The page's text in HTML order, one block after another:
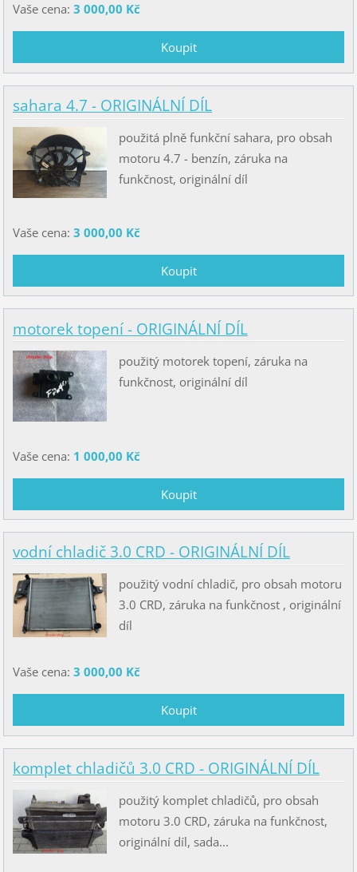
Vaše cena: 3 000,00 Kč
sahara 4.7 - ORIGINÁLNÍ DÍL
použitá plně funkční sahara, pro obsah
motoru 4.7 - benzín, záruka na
funkčnost, originální díl
Vaše cena: 3 000,00 Kč
motorek topení - ORIGINÁLNÍ DÍL
použitý motorek topení, záruka na
funkčnost, originální díl
Vaše cena: 1 000,00 Kč
vodní chladič 3.0 CRD - ORIGINÁLNÍ DÍL
použitý vodní chladič, pro obsah motoru
3.0 CRD, záruka na funkčnost , originální
díl
Vaše cena: 3 000,00 Kč
komplet chladičů 3.0 CRD - ORIGINÁLNÍ DÍL
použitý komplet chladičů, pro obsah
motoru 3.0 CRD, záruka na funkčnost,
originální díl, sada...